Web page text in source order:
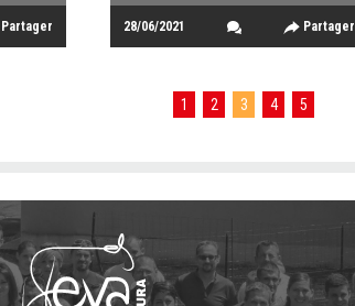
Partager 28/06/2021 Partager
1 2 3 4 5